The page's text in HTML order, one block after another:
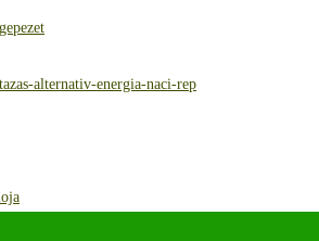
alternativ-energia-naci-rep